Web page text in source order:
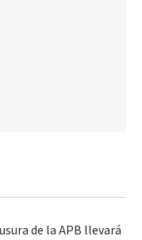
de la APB llevará